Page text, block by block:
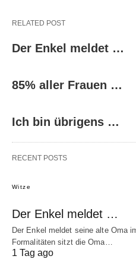
RELATED POST
Der Enkel meldet …
85% aller Frauen …
Ich bin übrigens …
RECENT POSTS
Witze
Der Enkel meldet …
Der Enkel meldet seine alte Oma
Formalitäten sitzt die Oma…
1 Tag ago